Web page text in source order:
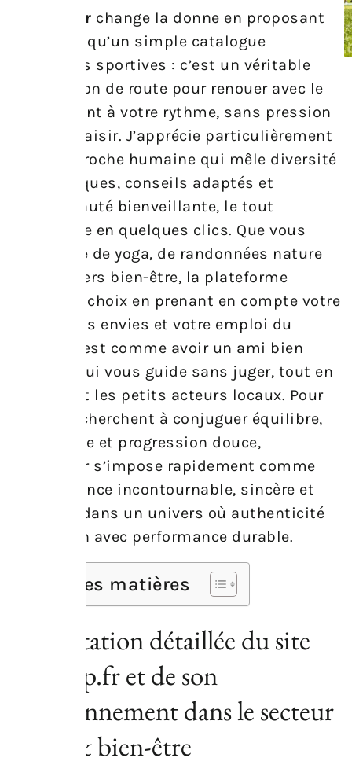
sportrip.fr change la donne en proposant
bien plus qu’un simple catalogue
d’activités sportives : c’est un véritable
compagnon de route pour renouer avec le
mouvement à votre rythme, sans pression
et avec plaisir. J’apprécie particulièrement
cette approche humaine qui mêle diversité
des pratiques, conseils adaptés et
communauté bienveillante, le tout
accessible en quelques clics. Que vous
ayez envie de yoga, de randonnées nature
ou d’ateliers bien-être, la plateforme
facilite le choix en prenant en compte votre
niveau, vos envies et votre emploi du
temps. C’est comme avoir un ami bien
informé qui vous guide sans juger, tout en
soutenant les petits acteurs locaux. Pour
ceux qui cherchent à conjuguer équilibre,
découverte et progression douce,
Sportrip.fr s’impose rapidement comme
une référence incontournable, sincère et
engagée, dans un univers où authenticité
rime enfin avec performance durable.
Table des matières
Présentation détaillée du site
sportrip.fr et de son
positionnement dans le secteur
sport & bien-être